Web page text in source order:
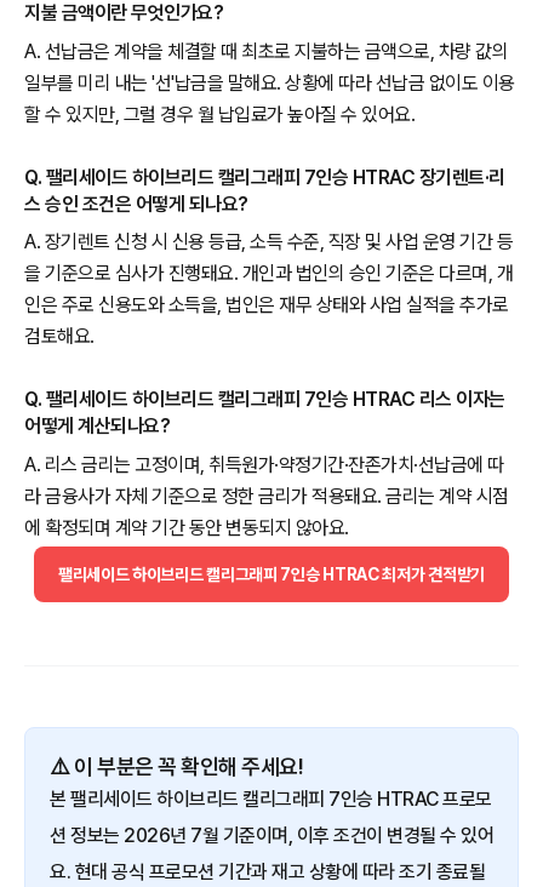
지불 금액이란 무엇인가요?
A. 선납금은 계약을 체결할 때 최초로 지불하는 금액으로, 차량 값의
일부를 미리 내는 '선'납금을 말해요. 상황에 따라 선납금 없이도 이용
할 수 있지만, 그럴 경우 월 납입료가 높아질 수 있어요.
Q. 팰리세이드 하이브리드 캘리그래피 7인승 HTRAC 장기렌트·리
스 승인 조건은 어떻게 되나요?
A. 장기렌트 신청 시 신용 등급, 소득 수준, 직장 및 사업 운영 기간 등
을 기준으로 심사가 진행돼요. 개인과 법인의 승인 기준은 다르며, 개
인은 주로 신용도와 소득을, 법인은 재무 상태와 사업 실적을 추가로
검토해요.
Q. 팰리세이드 하이브리드 캘리그래피 7인승 HTRAC 리스 이자는
어떻게 계산되나요?
A. 리스 금리는 고정이며, 취득원가·약정기간·잔존가치·선납금에 따
라 금융사가 자체 기준으로 정한 금리가 적용돼요. 금리는 계약 시점
에 확정되며 계약 기간 동안 변동되지 않아요.
팰리세이드 하이브리드 캘리그래피 7인승 HTRAC 최저가 견적받기
⚠️ 이 부분은 꼭 확인해 주세요!
본 팰리세이드 하이브리드 캘리그래피 7인승 HTRAC 프로모
션 정보는 2026년 7월 기준이며, 이후 조건이 변경될 수 있어
요. 현대 공식 프로모션 기간과 재고 상황에 따라 조기 종료될